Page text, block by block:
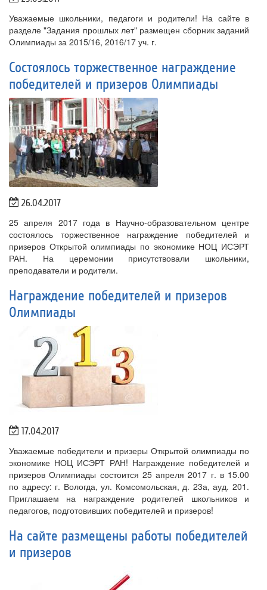
Уважаемые школьники, педагоги и родители! На сайте в
разделе "Задания прошлых лет" размещен сборник заданий
Олимпиады за 2015/16, 2016/17 уч. г.
Состоялось торжественное награждение
победителей и призеров Олимпиады
26.04.2017
25 апреля 2017 года в Научно-образовательном центре
состоялось торжественное награждение победителей и
призеров Открытой олимпиады по экономике НОЦ ИСЭРТ
РАН. На церемонии присутствовали школьники,
преподаватели и родители.
Награждение победителей и призеров
Олимпиады
17.04.2017
Уважаемые победители и призеры Открытой олимпиады по
экономике НОЦ ИСЭРТ РАН! Награждение победителей и
призеров Олимпиады состоится 25 апреля 2017 г. в 15.00
по адресу: г. Вологда, ул. Комсомольская, д. 23а, ауд. 201.
Приглашаем на награждение родителей школьников и
педагогов, подготовивших победителей и призеров!
На сайте размещены работы победителей
и призеров